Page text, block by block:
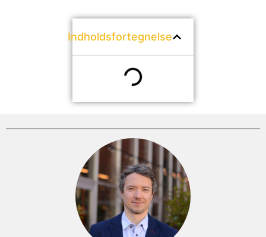
Indholdsfortegnelse